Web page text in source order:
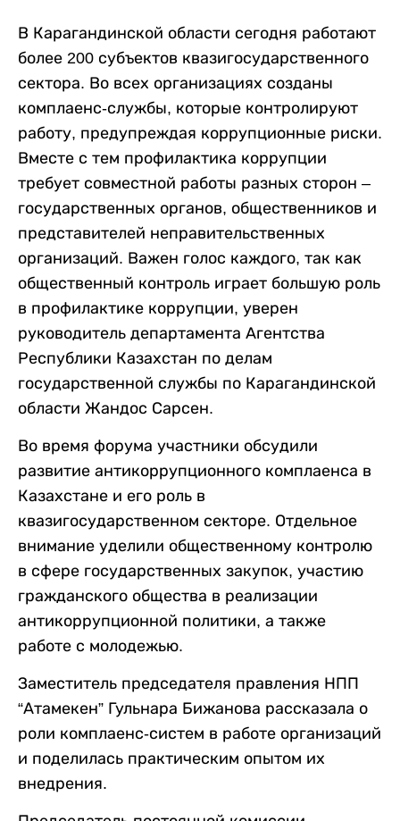
В Карагандинской области сегодня работают
более 200 субъектов квазигосударственного
сектора. Во всех организациях созданы
комплаенс-службы, которые контролируют
работу, предупреждая коррупционные риски.
Вместе с тем профилактика коррупции
требует совместной работы разных сторон –
государственных органов, общественников и
представителей неправительственных
организаций. Важен голос каждого, так как
общественный контроль играет большую роль
в профилактике коррупции, уверен
руководитель департамента Агентства
Республики Казахстан по делам
государственной службы по Карагандинской
области Жандос Сарсен.
Во время форума участники обсудили
развитие антикоррупционного комплаенса в
Казахстане и его роль в
квазигосударственном секторе. Отдельное
внимание уделили общественному контролю
в сфере государственных закупок, участию
гражданского общества в реализации
антикоррупционной политики, а также
работе с молодежью.
Заместитель председателя правления НПП
“Атамекен” Гульнара Бижанова рассказала о
роли комплаенс-систем в работе организаций
и поделилась практическим опытом их
внедрения.